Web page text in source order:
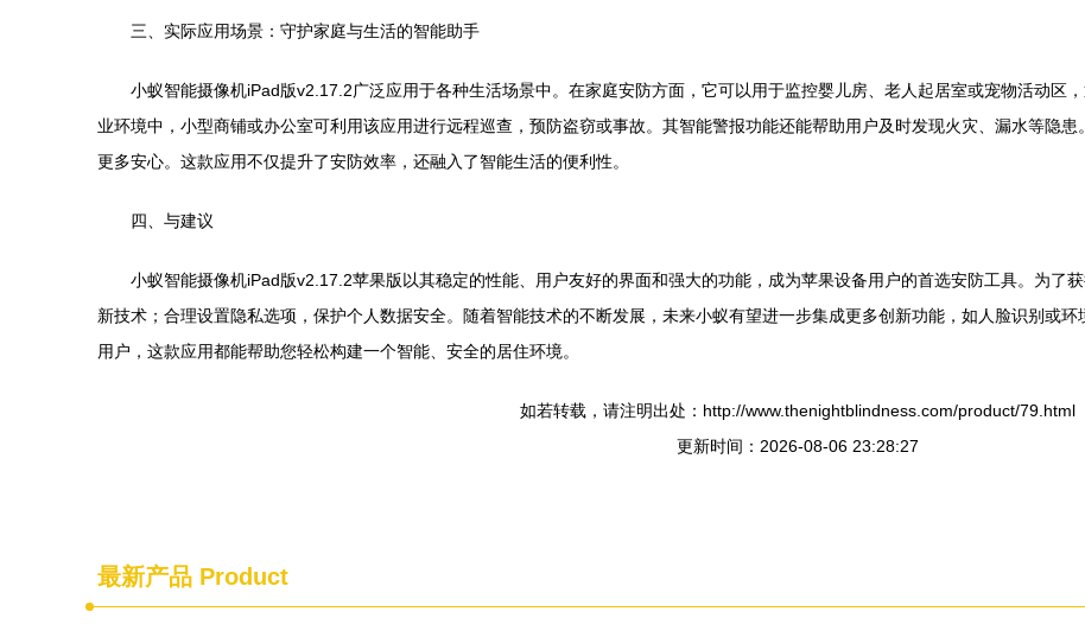
三、实际应用场景：守护家庭与生活的智能助手
小蚁智能摄像机iPad版v2.17.2广泛应用于各种生活场景中。在家庭安防方面，它可以用于监控婴儿房、老人起居室或宠物活动区
业环境中，小型商铺或办公室可利用该应用进行远程巡查，预防盗窃或事故。其智能警报功能还能帮助用户及时发现火灾、漏水等隐
更多安心。这款应用不仅提升了安防效率，还融入了智能生活的便利性。
四、与建议
小蚁智能摄像机iPad版v2.17.2苹果版以其稳定的性能、用户友好的界面和强大的功能，成为苹果设备用户的首选安防工具。为了
新技术；合理设置隐私选项，保护个人数据安全。随着智能技术的不断发展，未来小蚁有望进一步集成更多创新功能，如人脸识别或
用户，这款应用都能帮助您轻松构建一个智能、安全的居住环境。
如若转载，请注明出处：http://www.thenightblindness.com/product/79.html
更新时间：2026-08-06 23:28:27
最新产品 Product